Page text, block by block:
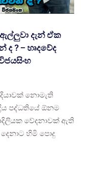
දැන් ඒක
? – හෘදවේද
නොමැති
පද්ධතියේ ඕනම
වේදනාවක් ඇති
හිමි පොදු